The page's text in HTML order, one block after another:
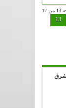
17
13